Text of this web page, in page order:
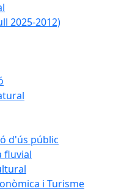
2025-2012)
d'ús públic
fluvial
i Turisme